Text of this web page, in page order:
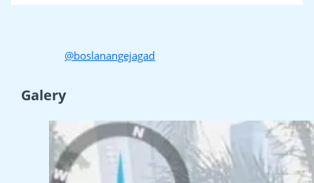
@boslanangejagad
Galery